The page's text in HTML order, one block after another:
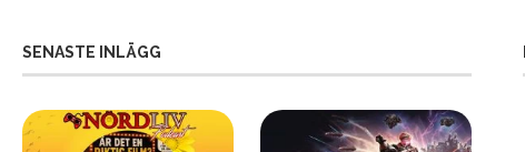
SENASTE INLÄGG